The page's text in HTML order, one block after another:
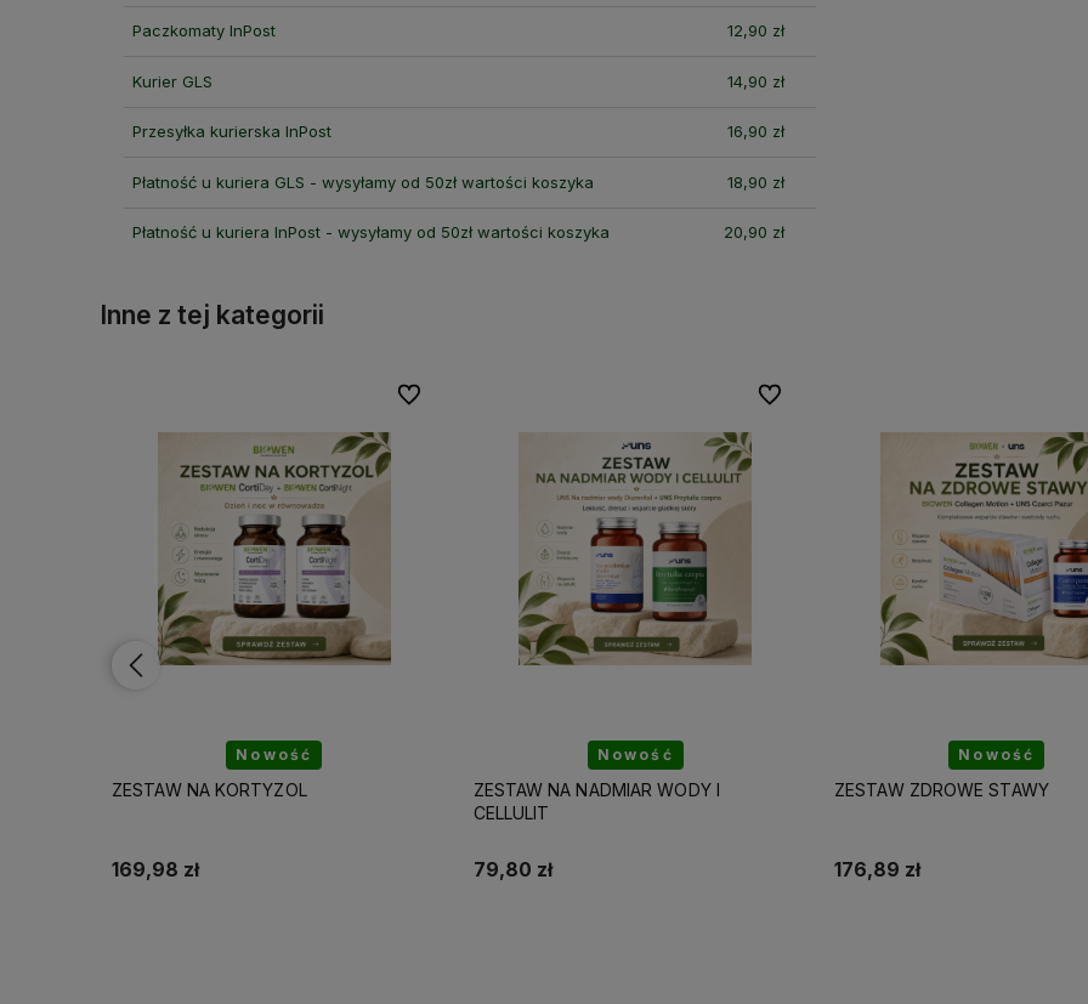
Paczkomaty InPost 12,90 zł
Kurier GLS 14,90 zł
Przesyłka kurierska InPost 16,90 zł
Płatność u kuriera GLS - wysyłamy od 50zł wartości koszyka 18,90 zł
Płatność u kuriera InPost - wysyłamy od 50zł wartości koszyka 20,90 zł
Inne z tej kategorii
Nowość
ZESTAW NA NADMIAR WODY I
79,80 zł
Do ulubionych
Do ulubionych
Nowość
ZESTAW ZDROWE STAWY
176,89 zł
Do ulubionych
Do ulubionych
6PAK ELITE DAY & NIGHT
29,99 zł